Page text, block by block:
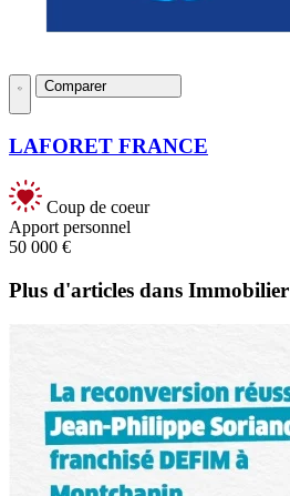
Comparer
LAFORET FRANCE
Coup de coeur
Apport personnel
50 000 €
Plus d'articles dans Immobilier